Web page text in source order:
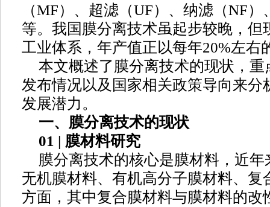
（MF）、超滤（UF）、纳滤（NF
等。我国膜分离技术虽起步较晚，
工业体系，年产值正以每年20%左右
本文概述了膜分离技术的现状，
发布情况以及国家相关政策导向来
发展潜力。
一、膜分离技术的现状
01 | 膜材料研究
膜分离技术的核心是膜材料，近
无机膜材料、有机高分子膜材料、
方面，其中复合膜材料与膜材料的改